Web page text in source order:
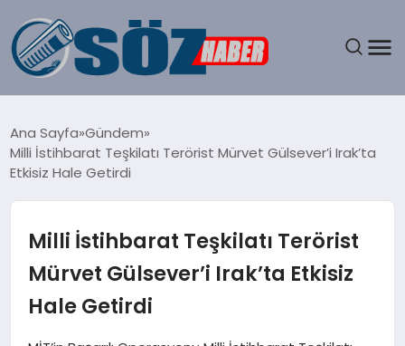
SPOR
EĞITIM
Ana Sayfa Gündem
Milli İstihbarat Teşkilatı Terörist Mürvet Gülsever’i Irak’ta
Etkisiz Hale Getirdi
Milli İstihbarat Teşkilatı Terörist
Mürvet Gülsever’i Irak’ta Etkisiz
Hale Getirdi